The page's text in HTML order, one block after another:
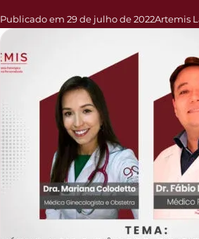
Publicado em 29 de julho de 2022Artemis